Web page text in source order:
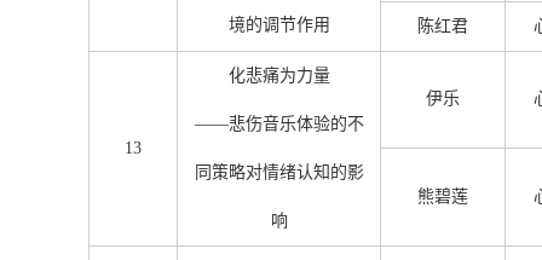
境的调节作用 陈红君
13
化悲痛为力量
——悲伤音乐体验的不
同策略对情绪认知的影
响
伊乐
熊碧莲